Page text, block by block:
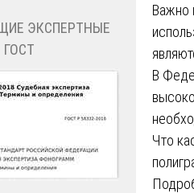
Важно
В
Что
ЭКСПЕРТНЫЕ
ГОСТ